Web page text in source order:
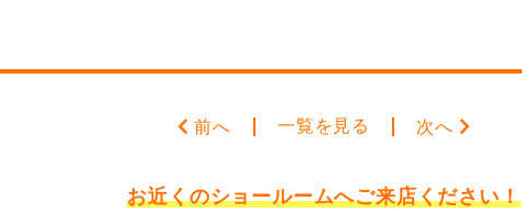
前へ 一覧を見る 次へ
お近くのショールームへご来店ください！